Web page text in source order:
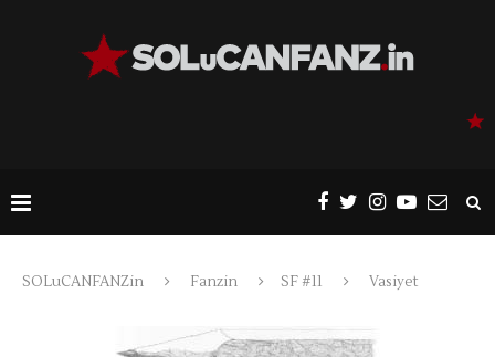
SOLuCANFANZin Fanzin SF #11 Vasiyet